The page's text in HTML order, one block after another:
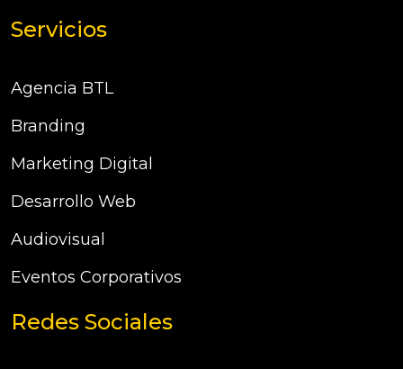
Servicios
Agencia BTL
Branding
Marketing Digital
Desarrollo Web
Audiovisual
Eventos Corporativos
Redes Sociales